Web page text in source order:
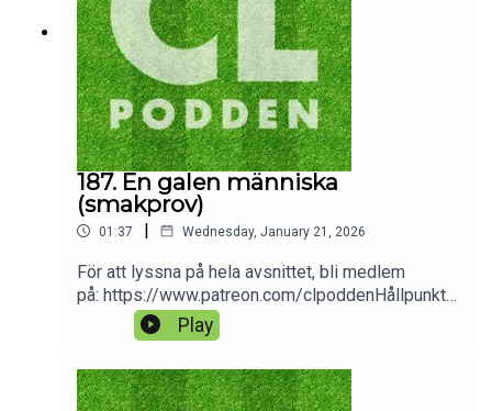
187. En galen människa
(smakprov)
01:37 | Wednesday, January 21, 2026
För att lyssna på hela avsnittet, bli medlem
på: https://www.patreon.com/clpoddenHållpunkte
r:18:22 Omgång 728:49 Silly season: alla
övergångar50:30 Vinnare/förlorare-lista
Play